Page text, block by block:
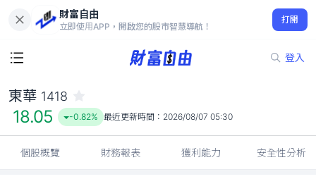
財富自由
立即使用APP，開啟您的股市智慧導航！
打開
登入
18.05
-0.82%
東華 1418
18.05 -0.82% 最近更新時間： 2026/08/07 05:30
個股概覽 財務報表 獲利能力 安全性分析